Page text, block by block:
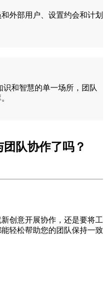
外部用户、设置约会和计划
和智慧的单一场所，团队
队协作了吗？
创意开展协作，还是要将工
轻松帮助您的团队保持一致